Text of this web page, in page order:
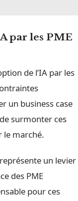
par les PME
de l’IA par les
un business case
surmonter ces
le marché.
un levier
des PME
pour ces